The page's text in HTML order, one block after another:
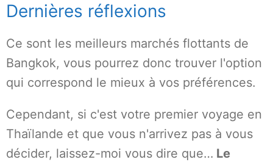
Dernières réflexions
Ce sont les meilleurs marchés flottants de
Bangkok, vous pourrez donc trouver l'option
qui correspond le mieux à vos préférences.
Cependant, si c'est votre premier voyage en
Thaïlande et que vous n'arrivez pas à vous
décider, laissez-moi vous dire que… Le